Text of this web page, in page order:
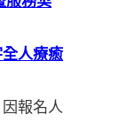
人療癒
報名人